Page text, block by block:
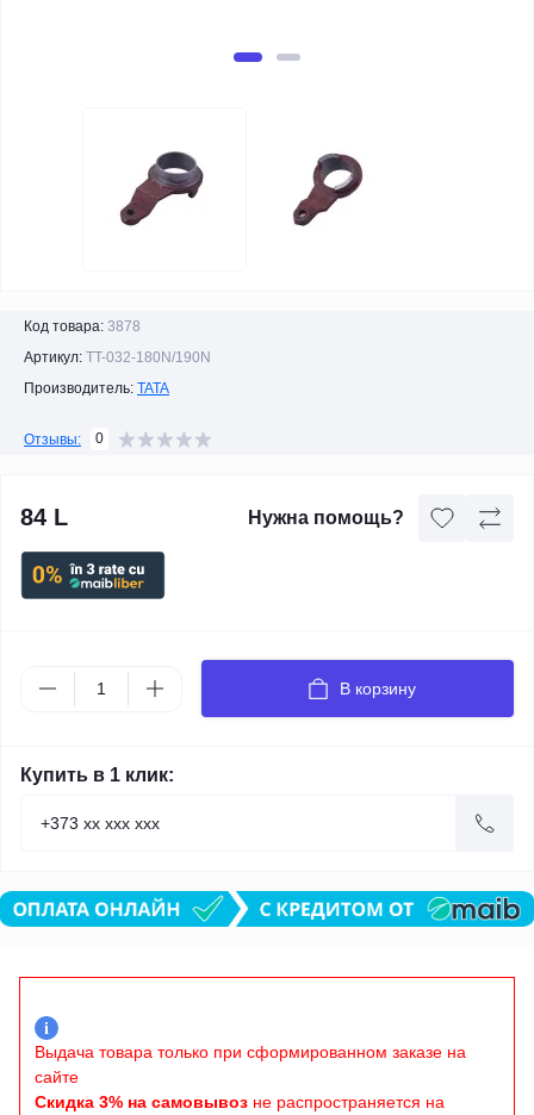
Код товара: 3878
Артикул: TT-032-180N/190N
Производитель: TATA
Отзывы: 0
84 L Нужна помощь?
В корзину
Купить в 1 клик:
i
Выдача товара только при сформированном заказе на
сайте
Скидка 3% на самовывоз не распространяется на